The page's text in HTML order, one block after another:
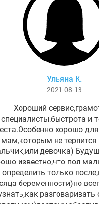
Ульяна К.
2021-08-13
Хороший
специалисты,быстрота и
хорошо
мам,которым не терпится
девочка)
известно,что пол
определить только
беременности)но
разговаривать